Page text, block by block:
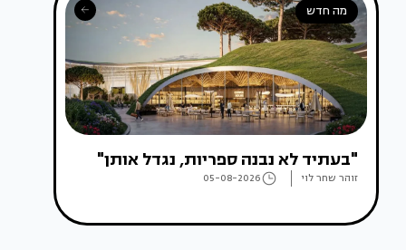
מה חדש
"בעתיד לא נבנה ספריות, נגדל אותן"
זוהר שחר לוי 05-08-2026